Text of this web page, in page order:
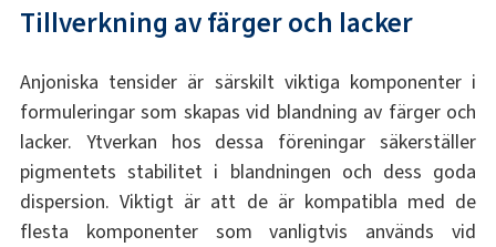
Tillverkning av färger och lacker
Anjoniska tensider är särskilt viktiga komponenter i
formuleringar som skapas vid blandning av färger och
lacker. Ytverkan hos dessa föreningar säkerställer
pigmentets stabilitet i blandningen och dess goda
dispersion. Viktigt är att de är kompatibla med de
flesta komponenter som vanligtvis används vid